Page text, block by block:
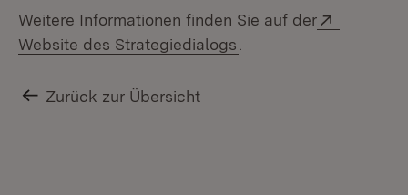
Weitere Informationen finden Sie auf der
Website des Strategiedialogs
Zurück zur Übersicht